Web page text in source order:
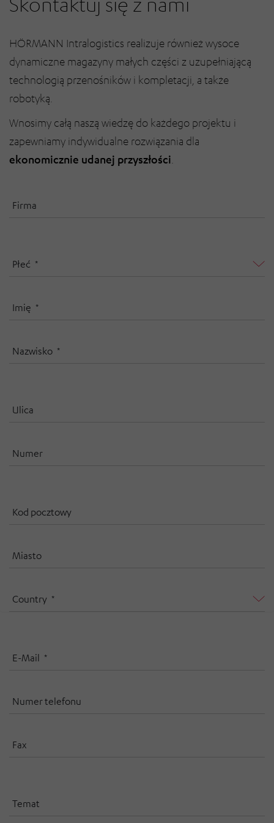
HÖRMANN Intralogistics realizuje również wysoce
dynamiczne magazyny małych części z uzupełniającą
technologią przenośników i kompletacji, a także
robotyką.
Wnosimy całą naszą wiedzę do każdego projektu i
zapewniamy indywidualne rozwiązania dla
ekonomicznie udanej przyszłości
Firma
Płeć
Imię
Nazwisko
Ulica
Numer
Kod pocztowy
Miasto
Country
E-Mail
Numer telefonu
Fax
Temat